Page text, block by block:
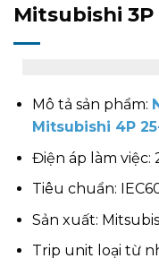
Mitsubishi 3P
Mô tả sản phẩm:
Mitsubishi 4P
Điện áp làm việc:
Tiêu chuẩn:
Sản xuất:
Trip unit loại từ